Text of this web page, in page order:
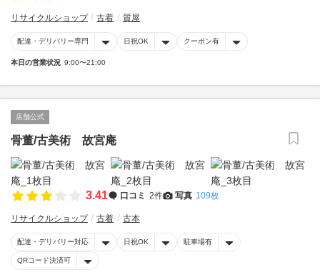
リサイクルショップ 古着 質屋
配達・デリバリー専門 日祝OK クーポン有
本日の営業状況 9:00〜21:00
店舗公式
骨董/古美術 故宮庵
3.41 口コミ 2件 写真 109枚
リサイクルショップ 古着 古本
配達・デリバリー対応 日祝OK 駐車場有
QRコード決済可